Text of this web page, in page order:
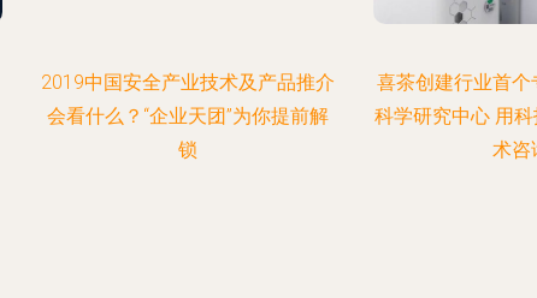
2019中国安全产业技术及产品推介
会看什么？“企业天团”为你提前解
锁
喜茶创建行业首
科学研究中心 用
术咨